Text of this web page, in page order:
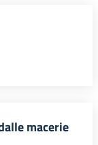
macerie